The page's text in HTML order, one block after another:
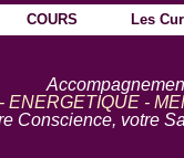
COURS ▼
Les
ENERGETIQUE -
Conscience, votre